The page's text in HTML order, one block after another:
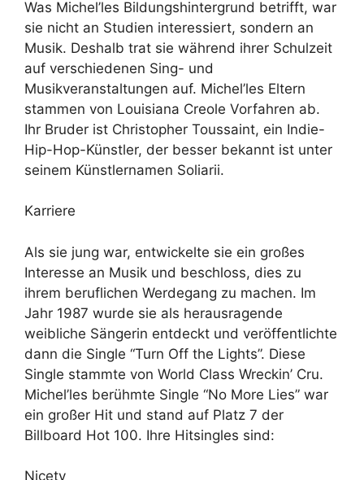
Was Michel’les Bildungshintergrund betrifft, war
sie nicht an Studien interessiert, sondern an
Musik. Deshalb trat sie während ihrer Schulzeit
auf verschiedenen Sing- und
Musikveranstaltungen auf. Michel’les Eltern
stammen von Louisiana Creole Vorfahren ab.
Ihr Bruder ist Christopher Toussaint, ein Indie-
Hip-Hop-Künstler, der besser bekannt ist unter
seinem Künstlernamen Soliarii.
Karriere
Als sie jung war, entwickelte sie ein großes
Interesse an Musik und beschloss, dies zu
ihrem beruflichen Werdegang zu machen. Im
Jahr 1987 wurde sie als herausragende
weibliche Sängerin entdeckt und veröffentlichte
dann die Single “Turn Off the Lights”. Diese
Single stammte von World Class Wreckin’ Cru.
Michel’les berühmte Single “No More Lies” war
ein großer Hit und stand auf Platz 7 der
Billboard Hot 100. Ihre Hitsingles sind:
Nicety